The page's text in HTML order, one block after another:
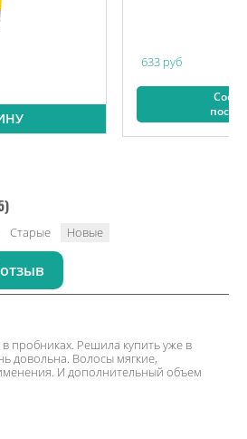
633 руб
Старые Новые
пробниках. Решила купить уже в
довольна. Волосы мягкие,
И дополнительный объем